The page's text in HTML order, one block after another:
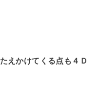
えかけてくる点も４Ｄ